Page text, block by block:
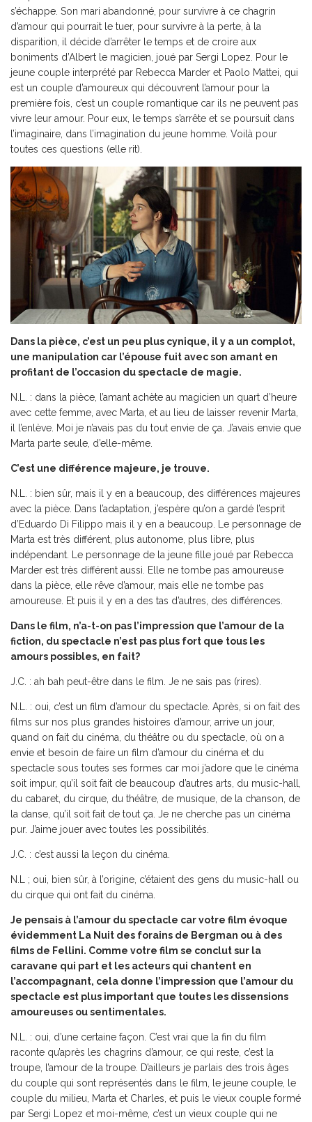
s’échappe. Son mari abandonné, pour survivre à ce chagrin
d’amour qui pourrait le tuer, pour survivre à la perte, à la
disparition, il décide d’arrêter le temps et de croire aux
boniments d’Albert le magicien, joué par Sergi Lopez. Pour le
jeune couple interprété par Rebecca Marder et Paolo Mattei, qui
est un couple d’amoureux qui découvrent l’amour pour la
première fois, c’est un couple romantique car ils ne peuvent pas
vivre leur amour. Pour eux, le temps s’arrête et se poursuit dans
l’imaginaire, dans l’imagination du jeune homme. Voilà pour
toutes ces questions (elle rit).
Dans la pièce, c’est un peu plus cynique, il y a un complot,
une manipulation car l’épouse fuit avec son amant en
profitant de l’occasion du spectacle de magie.
N.L. : dans la pièce, l’amant achète au magicien un quart d’heure
avec cette femme, avec Marta, et au lieu de laisser revenir Marta,
il l’enlève. Moi je n’avais pas du tout envie de ça. J’avais envie que
Marta parte seule, d’elle-même.
C’est une différence majeure, je trouve.
N.L. : bien sûr, mais il y en a beaucoup, des différences majeures
avec la pièce. Dans l’adaptation, j’espère qu’on a gardé l’esprit
d’Eduardo Di Filippo mais il y en a beaucoup. Le personnage de
Marta est très différent, plus autonome, plus libre, plus
indépendant. Le personnage de la jeune fille joué par Rebecca
Marder est très différent aussi. Elle ne tombe pas amoureuse
dans la pièce, elle rêve d’amour, mais elle ne tombe pas
amoureuse. Et puis il y en a des tas d’autres, des différences.
Dans le film, n’a-t-on pas l’impression que l’amour de la
fiction, du spectacle n’est pas plus fort que tous les
amours possibles, en fait?
J.C. : ah bah peut-être dans le film. Je ne sais pas (rires).
N.L. : oui, c’est un film d’amour du spectacle. Après, si on fait des
films sur nos plus grandes histoires d’amour, arrive un jour,
quand on fait du cinéma, du théâtre ou du spectacle, où on a
envie et besoin de faire un film d’amour du cinéma et du
spectacle sous toutes ses formes car moi j’adore que le cinéma
soit impur, qu’il soit fait de beaucoup d’autres arts, du music-hall,
du cabaret, du cirque, du théâtre, de musique, de la chanson, de
la danse, qu’il soit fait de tout ça. Je ne cherche pas un cinéma
pur. J’aime jouer avec toutes les possibilités.
J.C. : c’est aussi la leçon du cinéma.
N.L ; oui, bien sûr, à l’origine, c’étaient des gens du music-hall ou
du cirque qui ont fait du cinéma.
Je pensais à l’amour du spectacle car votre film évoque
évidemment La Nuit des forains de Bergman ou à des
films de Fellini. Comme votre film se conclut sur la
caravane qui part et les acteurs qui chantent en
l’accompagnant, cela donne l’impression que l’amour du
spectacle est plus important que toutes les dissensions
amoureuses ou sentimentales.
N.L. : oui, d’une certaine façon. C’est vrai que la fin du film
raconte qu’après les chagrins d’amour, ce qui reste, c’est la
troupe, l’amour de la troupe. D’ailleurs je parlais des trois âges
du couple qui sont représentés dans le film, le jeune couple, le
couple du milieu, Marta et Charles, et puis le vieux couple formé
par Sergi Lopez et moi-même, c’est un vieux couple qui ne